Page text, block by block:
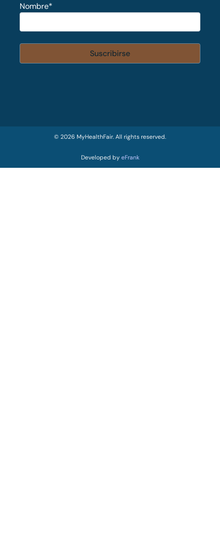
Nombre*
© 2026 MyHealthFair. All rights reserved.
Developed byeFrank